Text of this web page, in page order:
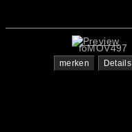
foMOV497
merken Details